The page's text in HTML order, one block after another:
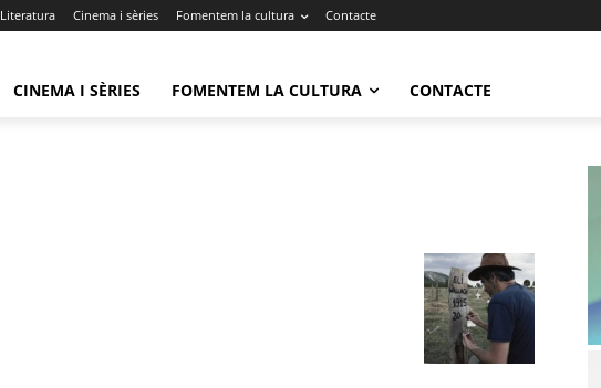
Literatura Cinema i sèries Fomentem la cultura Contacte
CINEMA I SÈRIES FOMENTEM LA CULTURA CONTACTE